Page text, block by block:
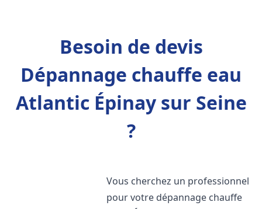
Besoin de devis
Dépannage chauffe eau
Atlantic Épinay sur Seine
?
Vous cherchez un professionnel
pour votre dépannage chauffe